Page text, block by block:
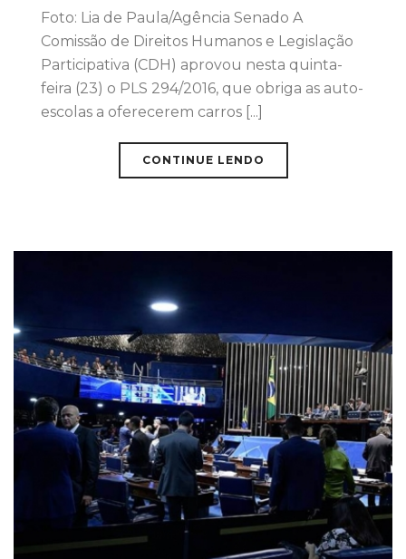
Foto: Lia de Paula/Agência Senado A
Comissão de Direitos Humanos e Legislação
Participativa (CDH) aprovou nesta quinta-
feira (23) o PLS 294/2016, que obriga as auto-
escolas a oferecerem carros [...]
CONTINUE LENDO